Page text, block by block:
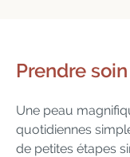
Prendre
Une peau
quotidiennes
de petites étapes